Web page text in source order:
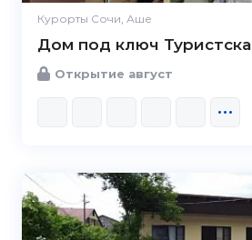
Курорты Сочи, Аше
Дом под ключ
Открытие август